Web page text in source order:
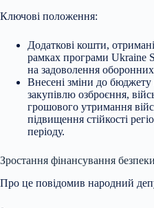
Ключові положення:
Додаткові кошти,
рамках програми Ukraine
на задоволення
Внесені зміни до
закупівлю озброєння,
грошового утримання
підвищення стійкості
періоду.
Зростання фінансування
Про це повідомив народний